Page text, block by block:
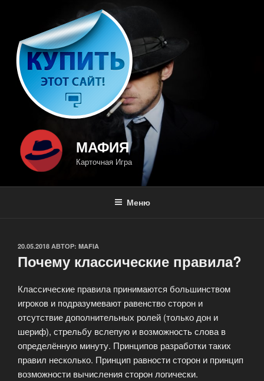
содержимому
МАФИЯ
Карточная Игра
Меню
ОПУБЛИКОВАНО
20.05.2018 АВТОР: MAFIA
Почему классические правила?
Классические правила принимаются большинством
игроков и подразумевают равенство сторон и
отсутствие дополнительных ролей (только дон и
шериф), стрельбу вслепую и возможность слова в
определённую минуту. Принципов разработки таких
правил несколько. Принцип равности сторон и принцип
возможности вычисления сторон логически.